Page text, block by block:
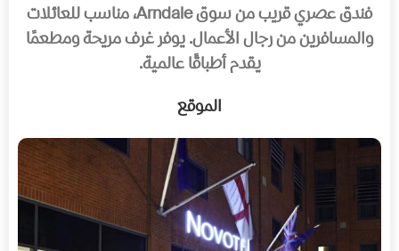
فندق عصري قريب من سوق Arndale، مناسب للعائلات
والمسافرين من رجال الأعمال. يوفر غرف مريحة ومطعمًا
يقدم أطباقًا عالمية.
الموقع